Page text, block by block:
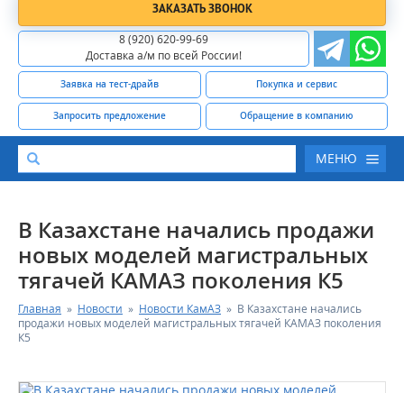
ЗАКАЗАТЬ ЗВОНОК
8 (920) 620-99-69
Доставка а/м по всей России!
Заявка на тест-драйв Покупка и сервис
Запросить предложение Обращение в компанию
МЕНЮ
КАТАЛОГ АВТОТЕХНИКИ
СЕРВИС И ГАРАНТИЙНЫЕ ОБЯЗАТЕЛЬСТВА
В Казахстане начались продажи
новых моделей магистральных
тягачей КАМАЗ поколения К5
Главная » Новости » Новости КамАЗ » В Казахстане начались
продажи новых моделей магистральных тягачей КАМАЗ поколения
К5